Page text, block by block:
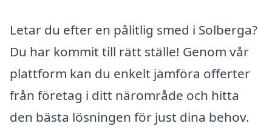
Letar du efter en pålitlig smed i Solberga?
Du har kommit till rätt ställe! Genom vår
plattform kan du enkelt jämföra offerter
från företag i ditt närområde och hitta
den bästa lösningen för just dina behov.